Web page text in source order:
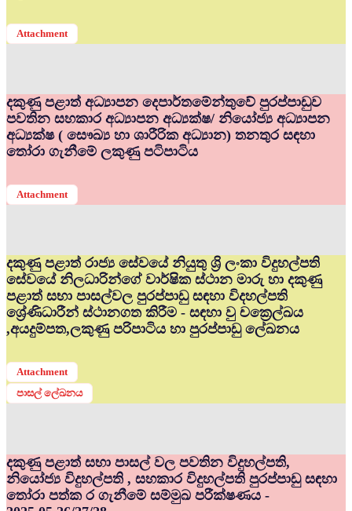
Attachment
දකුණු පළාත් අධ්‍යාපන දෙපාර්තමේන්තුවේ පුරප්පාඩුව
පවතින සහකාර අධ්‍යාපන අධ්‍යක්ෂ/ නියෝජ්‍ය අධ්‍යාපන
අධ්‍යක්ෂ ( සෞඛ්‍ය හා ශාරීරික අධ්‍යාන) තනතුර සඳහා
තෝරා ගැනීමේ ලකුණු පටිපාටිය
Attachment
දකුණු පළාත් රාජ්‍ය සේවයේ නියුතු ශ්‍රි ලංකා විදුහල්පති
සේවයේ නිලධාරින්ගේ වාර්ෂික ස්ථාන මාරු හා දකුණු
පළාත් සභා පාසල්වල පුරප්පාඩු සඳහා විදහල්පති
ශ්‍රේණිධාරීන් ස්ථානගත කිරීම - සඳහා වු චක්‍රෙල්ඛය
,අයදුම්පත,ලකුණු පරිපාටිය හා පුරප්පාඩු ලේඛනය
Attachment
පාසල් ලේඛනය
දකුණු පළාත් සභා පාසල් වල පවතින විදුහල්පති,
නියෝජ්‍ය විදුහල්පති , සහකාර විදුහල්පති පුරප්පාඩු සඳහා
තෝරා පත්ක ර ගැනීමේ සම්මුඛ පරීක්ෂණය -